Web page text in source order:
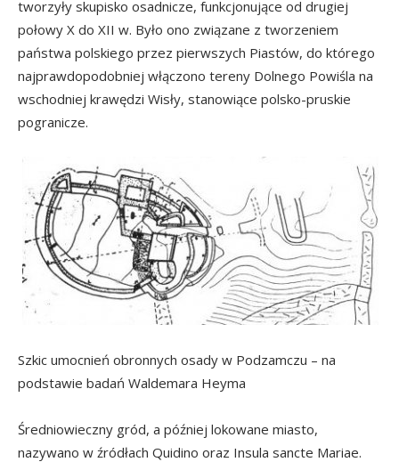
tworzyły skupisko osadnicze, funkcjonujące od drugiej
połowy X do XII w. Było ono związane z tworzeniem
państwa polskiego przez pierwszych Piastów, do którego
najprawdopodobniej włączono tereny Dolnego Powiśla na
wschodniej krawędzi Wisły, stanowiące polsko-pruskie
pogranicze.
Szkic umocnień obronnych osady w Podzamczu – na
podstawie badań Waldemara Heyma
Średniowieczny gród, a później lokowane miasto,
nazywano w źródłach Quidino oraz Insula sancte Mariae.